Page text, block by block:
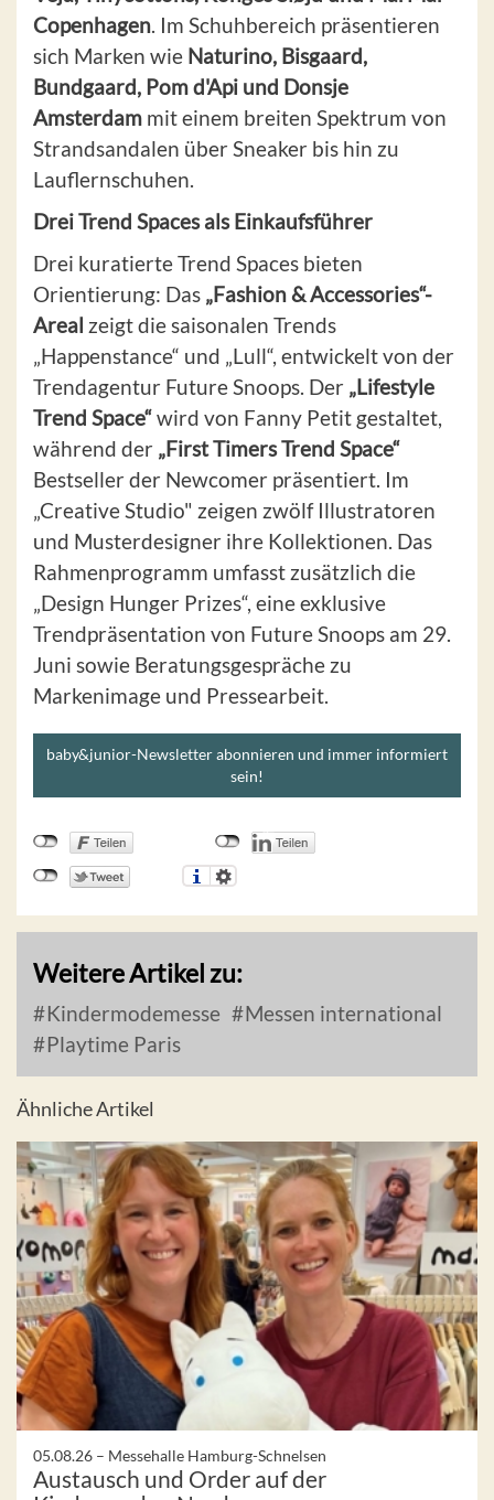
Copenhagen. Im Schuhbereich präsentieren
sich Marken wie Naturino, Bisgaard,
Bundgaard, Pom d'Api und Donsje
Amsterdam mit einem breiten Spektrum von
Strandsandalen über Sneaker bis hin zu
Lauflernschuhen.
Drei Trend Spaces als Einkaufsführer
Drei kuratierte Trend Spaces bieten
Orientierung: Das „Fashion & Accessories“-
Areal zeigt die saisonalen Trends
„Happenstance“ und „Lull“, entwickelt von der
Trendagentur Future Snoops. Der „Lifestyle
Trend Space“wird von Fanny Petit gestaltet,
während der „First Timers Trend Space“
Bestseller der Newcomer präsentiert. Im
„Creative Studio" zeigen zwölf Illustratoren
und Musterdesigner ihre Kollektionen. Das
Rahmenprogramm umfasst zusätzlich die
„Design Hunger Prizes“, eine exklusive
Trendpräsentation von Future Snoops am 29.
Juni sowie Beratungsgespräche zu
Markenimage und Pressearbeit.
baby&junior-Newsletter abonnieren und immer informiert
sein!
Weitere Artikel zu:
Kindermodemesse
Messen international
Playtime Paris
Ähnliche Artikel
05.08.26 – Messehalle Hamburg-Schnelsen
Austausch und Order auf der